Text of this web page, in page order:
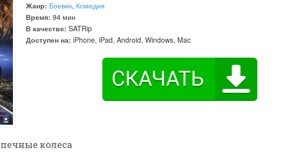
Жанр: Боевик, Комедия
Время: 94 мин
В качестве: SATRip
Доступен на: iPhone, iPad, Android, Windows, Mac
колеса